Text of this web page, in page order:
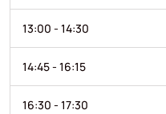
13:00 - 14:30
14:45 - 16:15
16:30 - 17:30